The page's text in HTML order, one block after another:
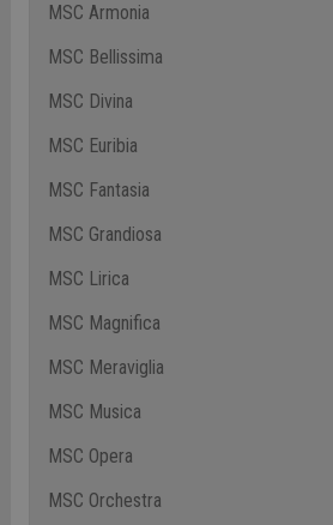
MSC Armonia
MSC Bellissima
MSC Divina
MSC Euribia
MSC Fantasia
MSC Grandiosa
MSC Lirica
MSC Magnifica
MSC Meraviglia
MSC Musica
MSC Opera
MSC Orchestra